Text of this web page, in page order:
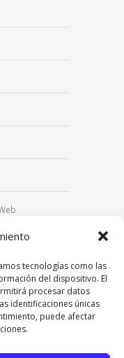
tecnologías como las
del dispositivo. El
procesar datos
identificaciones únicas
puede afectar